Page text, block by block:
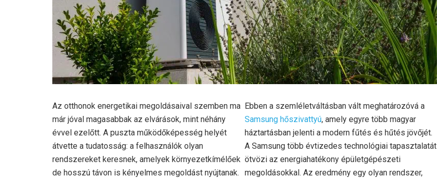
Az otthonok energetikai megoldásaival szemben ma
már jóval magasabbak az elvárások, mint néhány
évvel ezelőtt. A puszta működőképesség helyét
átvette a tudatosság: a felhasználók olyan
rendszereket keresnek, amelyek környezetkímélőek
de hosszú távon is kényelmes megoldást nyújtanak.
Ebben a szemléletváltásban vált meghatározóvá a
Samsung hőszivattyú, amely egyre több magyar
háztartásban jelenti a modern fűtés és hűtés jövőjét.
A Samsung több évtizedes technológiai tapasztalatát
ötvözi az energiahatékony épületgépészeti
megoldásokkal. Az eredmény egy olyan rendszer,